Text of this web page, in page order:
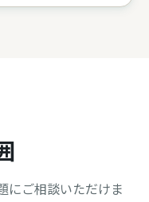
にご相談いただけま